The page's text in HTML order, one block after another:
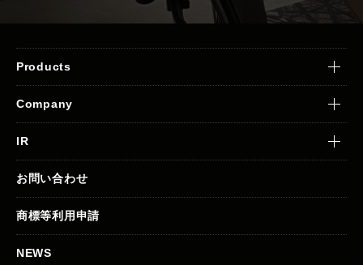
Products
Company
IR
お問い合わせ
商標等利用申請
NEWS